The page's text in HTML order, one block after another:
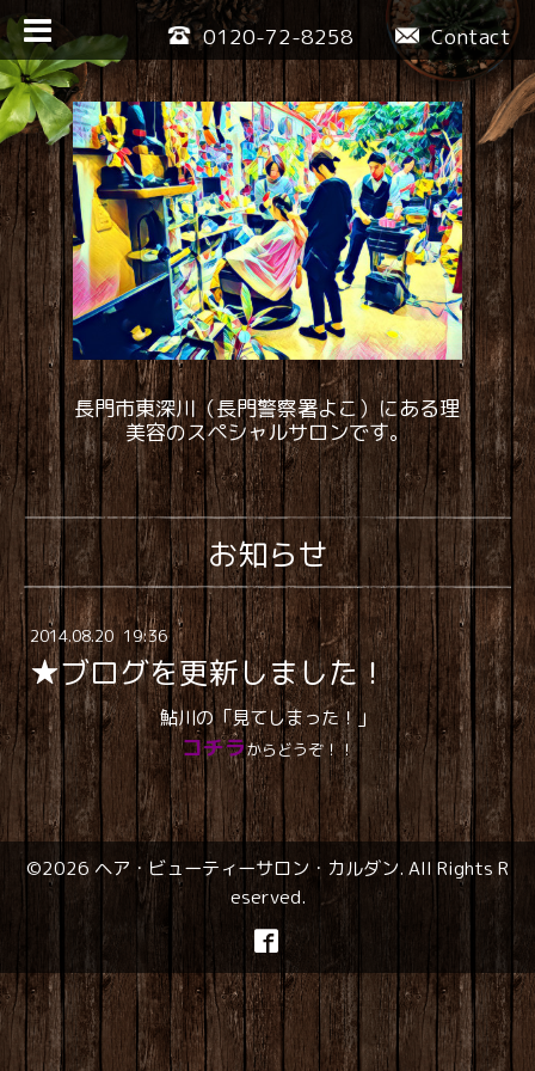
Contact
0120-72-8258
長門市東深川（長門警察署よこ）にある理
美容のスペシャルサロンです。
お知らせ
2014.08.20 19:36
★ブログを更新しました！
鮎川の「見てしまった！」
コチラからどうぞ！！
©2026 ヘア・ビューティーサロン・カルダン. All Rights R
eserved.